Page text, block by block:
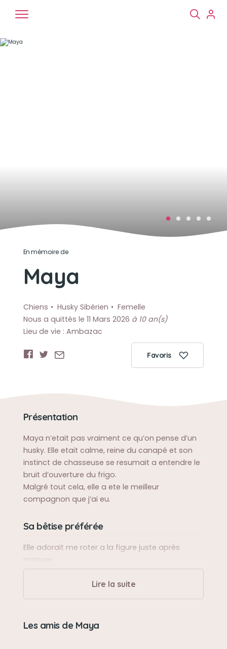
En mémoire de
Maya
Chiens Husky Sibérien
Femelle
Nous a quittés le 11 Mars 2026 à 10 an(s)
Lieu de vie : Ambazac
Favoris
Présentation
Maya n’etait pas vraiment ce qu’on pense d’un
husky. Elle etait calme, reine du canapé et son
instinct de chasseuse se resumait a entendre le
bruit d’ouverture du frigo.
Malgré tout cela, elle a ete le meilleur
compagnon que j’ai eu.
Sa bêtise préférée
Elle adorait me roter a la figure juste après
Lire la suite
Les amis de Maya